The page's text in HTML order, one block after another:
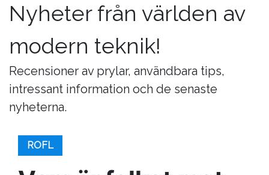
Nyheter från världen av
modern teknik!
Recensioner av prylar, användbara tips,
intressant information och de senaste
nyheterna.
ROFL